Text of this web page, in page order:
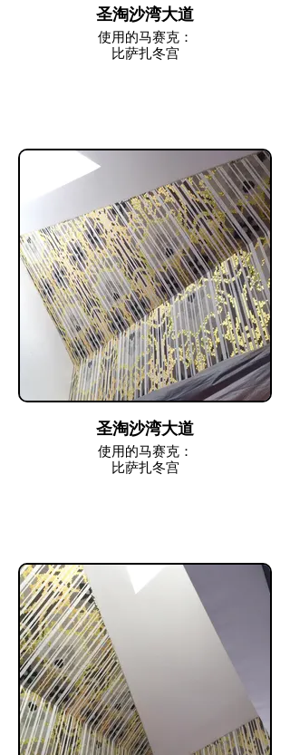
圣淘沙湾大道
使用的马赛克：
比萨扎冬宫
圣淘沙湾大道
使用的马赛克：
比萨扎冬宫